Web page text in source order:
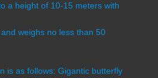
a height of 10-15 meters with
weighs no less than 50
is as follows: Gigantic butterfly